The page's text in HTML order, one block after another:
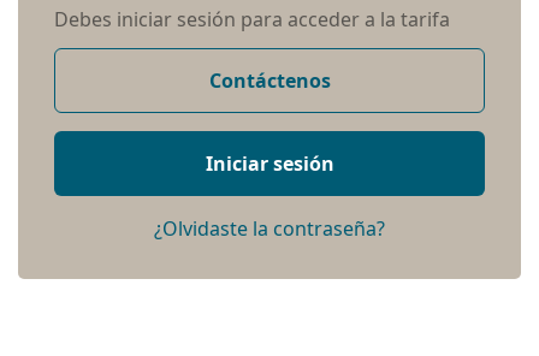
Debes iniciar sesión para acceder a la tarifa
Contáctenos
Iniciar sesión
¿Olvidaste la contraseña?